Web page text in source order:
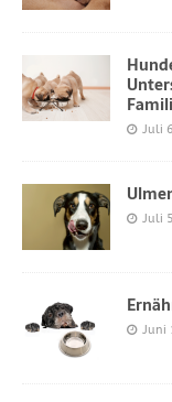
Juli
Juli
Juni